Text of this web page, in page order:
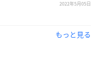
の道を選んだ近藤さん。
年には「BLACK CA
の主演を獲得しました。
2022年5月05日
もっと見る